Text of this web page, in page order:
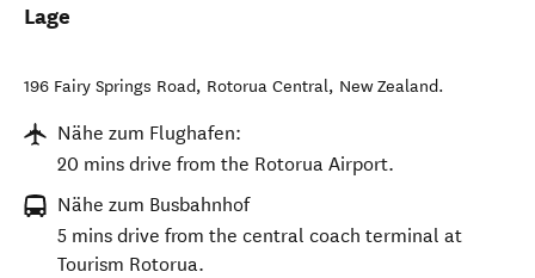
Lage
196 Fairy Springs Road, Rotorua Central, New Zealand.
Nähe zum Flughafen:
20 mins drive from the Rotorua Airport.
Nähe zum Busbahnhof
5 mins drive from the central coach terminal at
Tourism Rotorua.